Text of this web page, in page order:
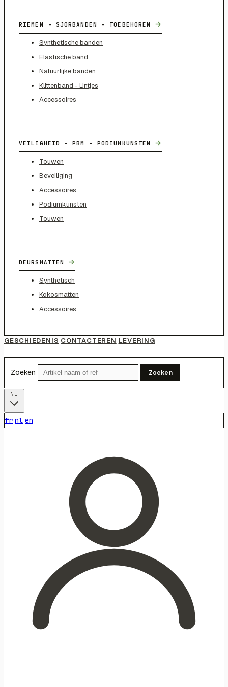
RIEMEN - SJORBANDEN - TOEBEHOREN →
Synthetische banden
Elastische band
Natuurlijke banden
Klittenband - Lintjes
Accessoires
VEILIGHEID – PBM – PODIUMKUNSTEN →
Touwen
Beveiliging
Accessoires
Podiumkunsten
Touwen
DEURSMATTEN →
Synthetisch
Kokosmatten
Accessoires
GESCHIEDENIS CONTACTEREN LEVERING
Zoeken Zoeken
fr nl en